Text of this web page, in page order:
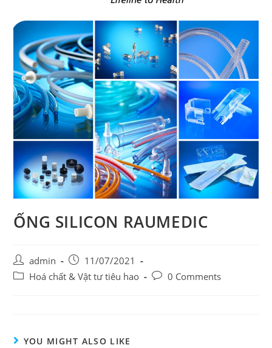
ỐNG SILICON RAUMEDIC
Post
author:
admin
Post
published:
11/07/2021
PostHoá chất & Vật tư tiêu hao
Post0 Comments
YOU MIGHT ALSO LIKE